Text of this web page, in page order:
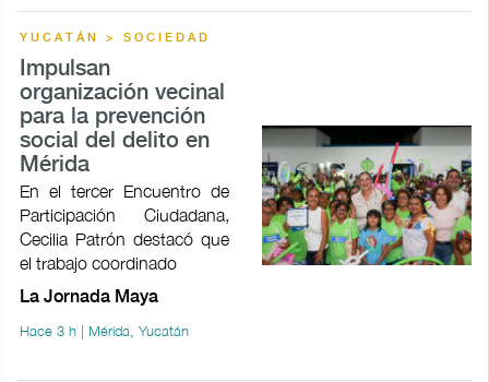
YUCATÁN > SOCIEDAD
Impulsan
organización vecinal
para la prevención
social del delito en
Mérida
En el tercer Encuentro de
Participación Ciudadana,
Cecilia Patrón destacó que
el trabajo coordinado
La Jornada Maya
Hace 3 h | Mérida, Yucatán